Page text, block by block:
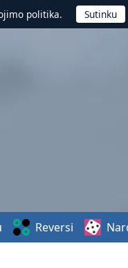
politika.
Reversi